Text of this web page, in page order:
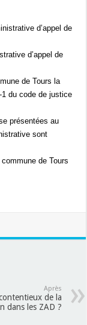
d’appel de
d’appel de
de Tours la
du code de justice
présentées au
sont
de Tours
Après
de la
dans les ZAD ?